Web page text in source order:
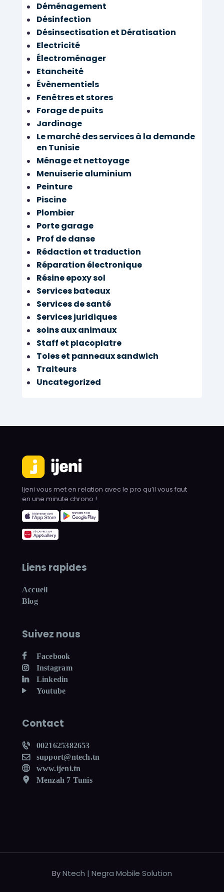
Déménagement
Désinfection
Désinsectisation et Dératisation
Electricité
Électroménager
Etancheité
Évènementiels
Fenêtres et stores
Forage de puits
Jardinage
Le marché des services à la demande
en Tunisie
Ménage et nettoyage
Menuiserie aluminium
Peinture
Piscine
Plombier
Porte garage
Prof de danse
Rédaction et traduction
Réparation électronique
Résine epoxy sol
Services bateaux
Services de santé
Services juridiques
soins aux animaux
Staff et placoplatre
Toles et panneaux sandwich
Traiteurs
Uncategorized
Ijeni vous met en relation avec le pro qu’il vous faut
en une minute chrono !
Liens rapides
Accueil
Blog
Suivez nous
Facebook
Instagram
Linkedin
Youtube
Contact
0021625382653
support@ntech.tn
www.ijeni.tn
Menzah 7 Tunis
ByNtech | Negra Mobile Solution